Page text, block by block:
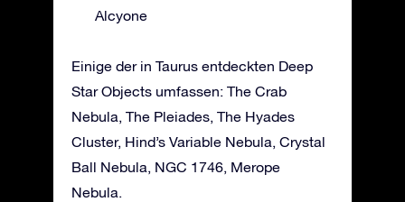
Alcyone
Einige der in Taurus entdeckten Deep
Star Objects umfassen: The Crab
Nebula, The Pleiades, The Hyades
Cluster, Hind’s Variable Nebula, Crystal
Ball Nebula, NGC 1746, Merope
Nebula.